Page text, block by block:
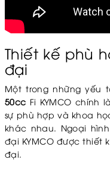
Thiết kế phù
đại
Một trong những
50cc Fi KYMCO
sự phù hợp và khoa
khác nhau. Ngoại
đại KYMCO được thiết
đại.